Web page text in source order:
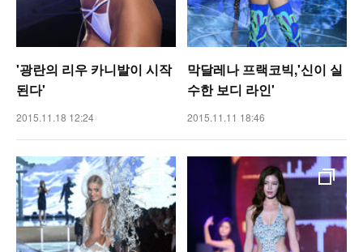
'광란의 리우 카니발이 시작
된다'
2015.11.18 12:24
막달레나 프랙코빅,'신이 실
수한 보디 라인'
2015.11.11 18:46